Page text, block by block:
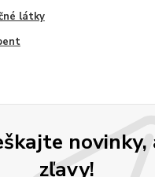
látky
novinky,
zľavy!